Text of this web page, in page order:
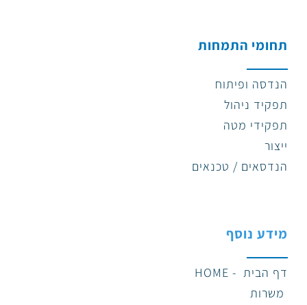
תחומי התמחות
הנדסה ופיתוח
תפקיד ניהול
תפקידי מטה
ייצור
הנדסאים / טכנאים
מידע נוסף
דף הבית - HOME
משרות